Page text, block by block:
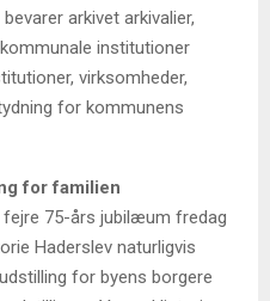
arkivet arkivalier,
institutioner
virksomheder,
for kommunens
for familien
75-års jubilæum fredag
Haderslev naturligvis
for byens borgere